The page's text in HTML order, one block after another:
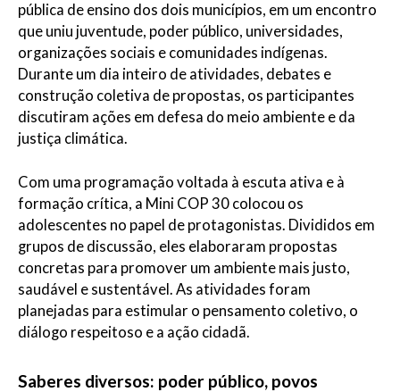
pública de ensino dos dois municípios, em um encontro
que uniu juventude, poder público, universidades,
organizações sociais e comunidades indígenas.
Durante um dia inteiro de atividades, debates e
construção coletiva de propostas, os participantes
discutiram ações em defesa do meio ambiente e da
justiça climática.
Com uma programação voltada à escuta ativa e à
formação crítica, a Mini COP 30 colocou os
adolescentes no papel de protagonistas. Divididos em
grupos de discussão, eles elaboraram propostas
concretas para promover um ambiente mais justo,
saudável e sustentável. As atividades foram
planejadas para estimular o pensamento coletivo, o
diálogo respeitoso e a ação cidadã.
Saberes diversos: poder público, povos